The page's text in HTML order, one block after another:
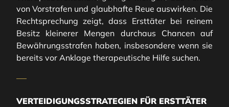
von Vorstrafen und glaubhafte Reue auswirken. Die
Rechtsprechung zeigt, dass Ersttäter bei reinem
Besitz kleinerer Mengen durchaus Chancen auf
Bewährungsstrafen haben, insbesondere wenn sie
bereits vor Anklage therapeutische Hilfe suchen.
VERTEIDIGUNGSSTRATEGIEN FÜR ERSTTÄTER